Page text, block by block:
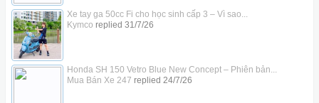
Xe tay ga 50cc Fi cho học sinh cấp 3 – Vì sao...
Kymco replied 31/7/26
Honda SH 150 Vetro Blue New Concept – Phiên bản...
Mua Bán Xe 247 replied 24/7/26